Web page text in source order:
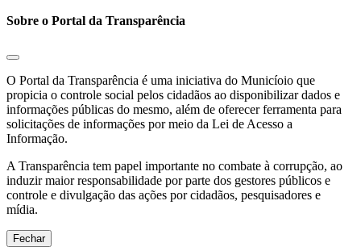
Sobre o Portal da Transparência
O Portal da Transparência é uma iniciativa do Municíoio que
propicia o controle social pelos cidadãos ao disponibilizar dados e
informações públicas do mesmo, além de oferecer ferramenta para
solicitações de informações por meio da Lei de Acesso a
Informação.
A Transparência tem papel importante no combate à corrupção, ao
induzir maior responsabilidade por parte dos gestores públicos e
controle e divulgação das ações por cidadãos, pesquisadores e
mídia.
Fechar